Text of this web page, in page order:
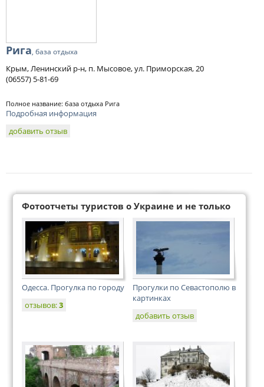
Рига, база отдыха
Крым, Ленинский р-н, п. Мысовое, ул. Приморская, 20
(06557) 5-81-69
Полное название: база отдыха Рига
Подробная информация
добавить отзыв
Фотоотчеты туристов о Украине и не только
Одесса. Прогулка по городу
отзывов:3
Прогулки по Севастополю в
картинках
добавить отзыв